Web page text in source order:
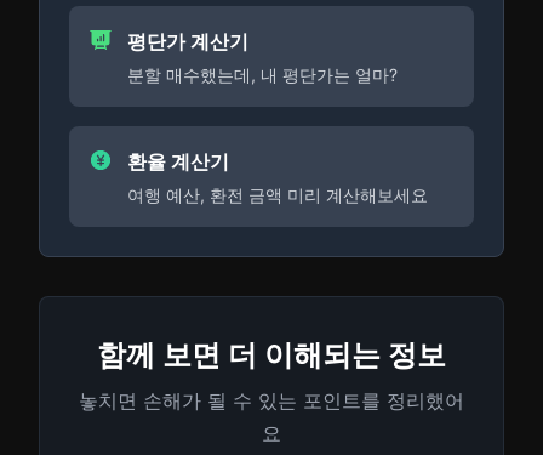
평단가 계산기
분할 매수했는데, 내 평단가는 얼마?
환율 계산기
여행 예산, 환전 금액 미리 계산해보세요
함께 보면 더 이해되는 정보
놓치면 손해가 될 수 있는 포인트를 정리했어
요